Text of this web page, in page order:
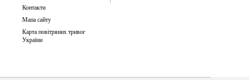
Контакти
Мапа сайту
Карта повітряних тривог
України